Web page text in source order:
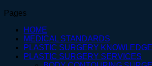
Pages
HOME
MEDICAL STANDARDS
PLASTIC SURGERY
PLASTIC SURGERY SERVICES